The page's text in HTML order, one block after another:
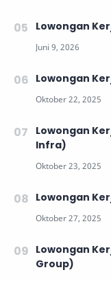
Lowongan
Lowongan
Lowongan
Infra)
Lowongan
Lowongan
Group)